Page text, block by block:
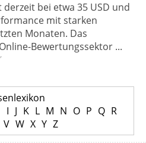
bei etwa 35 USD und
mit starken
Monaten. Das
Bewertungssektor ...
I J K L M N O P Q R
V W X Y Z